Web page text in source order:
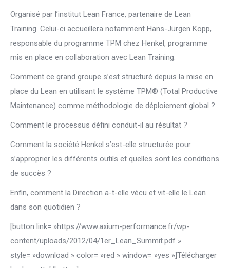
Organisé par l’institut Lean France, partenaire de Lean
Training. Celui-ci accueillera notamment Hans-Jürgen Kopp,
responsable du programme TPM chez Henkel, programme
mis en place en collaboration avec Lean Training.
Comment ce grand groupe s’est structuré depuis la mise en
place du Lean en utilisant le système TPM® (Total Productive
Maintenance) comme méthodologie de déploiement global ?
Comment le processus défini conduit-il au résultat ?
Comment la société Henkel s’est-elle structurée pour
s’approprier les différents outils et quelles sont les conditions
de succès ?
Enfin, comment la Direction a-t-elle vécu et vit-elle le Lean
dans son quotidien ?
[button link= »https://www.axium-performance.fr/wp-
content/uploads/2012/04/1er_Lean_Summit.pdf »
style= »download » color= »red » window= »yes »]Télécharger